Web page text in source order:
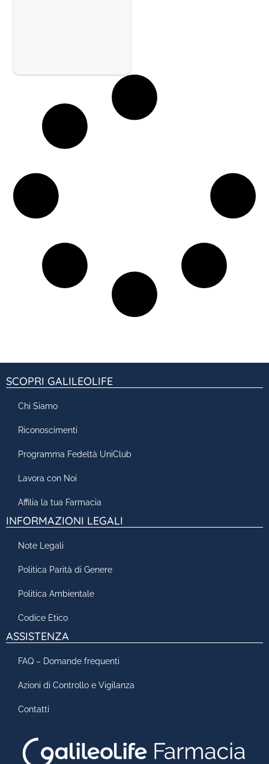
SCOPRI GALILEOLIFE
Chi Siamo
Riconoscimenti
Programma Fedeltà UniClub
Lavora con Noi
Affilia la tua Farmacia
INFORMAZIONI LEGALI
Note Legali
Politica Parità di Genere
Politica Ambientale
Codice Etico
ASSISTENZA
FAQ – Domande frequenti
Azioni di Controllo e Vigilanza
Contatti